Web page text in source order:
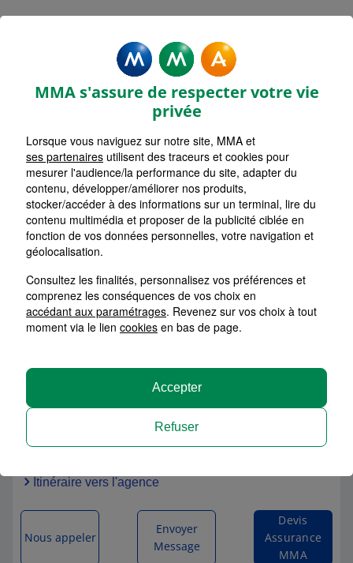
Accueil Assurance Corse Assurance Corse-du-Sud (2A)
Eric LECCIA
LES 4 CHEMINS
Itinéraire vers l'agence
Nous appeler
Envoyer
Message
Devis
Assurance
MMA
MMA s'assure de respecter votre vie
privée
Lorsque vous naviguez sur notre site, MMA et
ses partenaires utilisent des traceurs et cookies pour
mesurer l'audience/la performance du site, adapter du
contenu, développer/améliorer nos produits,
stocker/accéder à des informations sur un terminal, lire du
contenu multimédia et proposer de la publicité ciblée en
fonction de vos données personnelles, votre navigation et
géolocalisation.
Consultez les finalités, personnalisez vos préférences et
comprenez les conséquences de vos choix en
accédant aux paramétrages. Revenez sur vos choix à tout
moment via le lien cookies en bas de page.
Refuser
Accepter